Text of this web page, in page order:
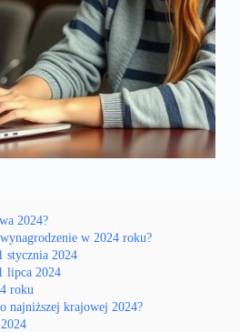
2024?
w 2024 roku?
stycznia 2024
lipca 2024
roku
najniższej krajowej 2024?